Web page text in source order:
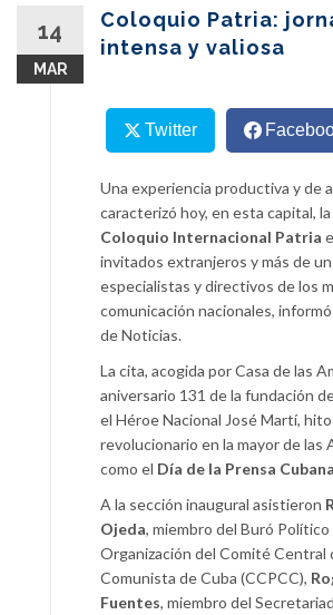
14
MAR
Coloquio Patria:
intensa y valiosa
Twitter
Una experiencia productiva y de
caracterizó hoy, en esta capital,
Coloquio Internacional Patria
invitados extranjeros y más de
especialistas y directivos de los
comunicación nacionales,
de Noticias.
La cita, acogida por Casa de las
aniversario 131 de la fundación
el Héroe Nacional José Martí,
revolucionario en la mayor de las
como el Día de la Prensa
A la sección inaugural asistieron
Ojeda, miembro del Buró
Organización del Comité Central
Comunista de Cuba (CCPCC),
Fuentes, miembro del